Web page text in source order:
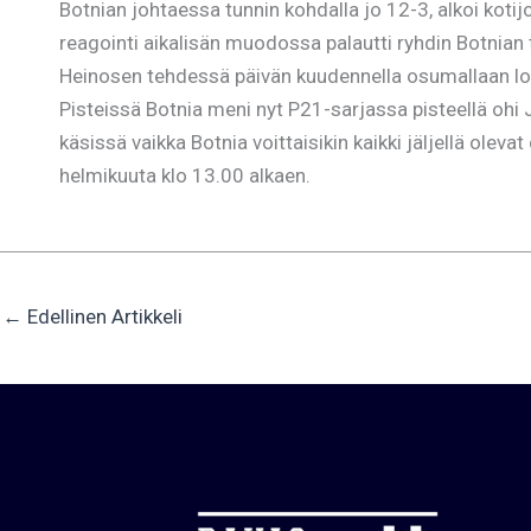
Botnian johtaessa tunnin kohdalla jo 12-3, alkoi
reagointi aikalisän muodossa palautti ryhdin
Heinosen tehdessä päivän kuudennella osumallaan
Pisteissä Botnia meni nyt P21-sarjassa pisteellä ohi
käsissä vaikka Botnia voittaisikin kaikki jäljellä
helmikuuta klo 13.00 alkaen.
← Edellinen Artikkeli